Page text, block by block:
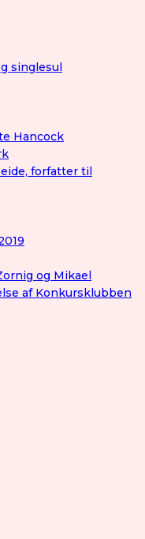
singlesul
Hancock
forfatter til
og Mikael
af Konkursklubben